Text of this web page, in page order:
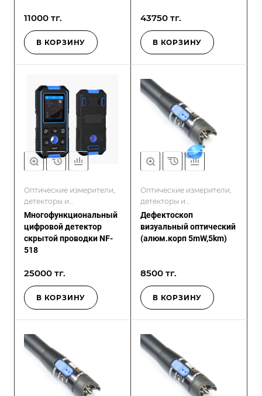
11000 тг.
В КОРЗИНУ
43750 тг.
В КОРЗИНУ
Оптические измерители,
детекторы и
дефектоскопы
Многофункциональный
цифровой детектор
скрытой проводки NF-
518
25000 тг.
В КОРЗИНУ
Оптические измерители,
детекторы и
дефектоскопы
Дефектоскоп
визуальный оптический
(алюм.корп 5mW,5km)
8500 тг.
В КОРЗИНУ